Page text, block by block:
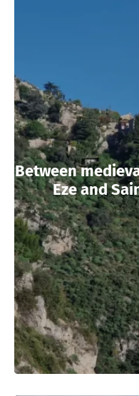
Between
Eze and